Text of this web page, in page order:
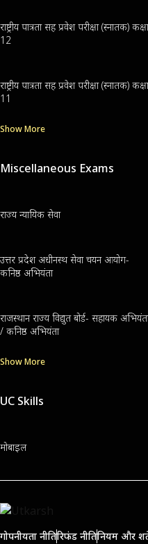
राष्ट्रीय पात्रता सह प्रवेश परीक्षा (स्नातक) कक्षा
12
राष्ट्रीय पात्रता सह प्रवेश परीक्षा (स्नातक) कक्षा
11
Show More
Miscellaneous Exams
राज्य न्यायिक सेवा
उत्तर प्रदेश अधीनस्थ सेवा चयन आयोग-
कनिष्ठ अभियंता
राजस्थान राज्य विद्युत बोर्ड- सहायक
/ कनिष्ठ अभियंता
Show More
UC Skills
मोबाइल
गोपनीयता नीतिरिफंड नीतिनियम और